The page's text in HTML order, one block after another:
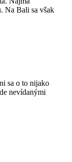
Na Bali sa však
sa o to nijako
nevídanými